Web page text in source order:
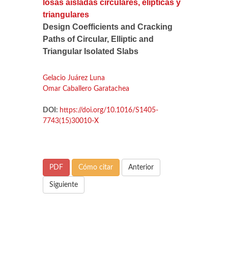
losas aisladas circulares, elípticas y
triangulares
Design Coefficients and Cracking
Paths of Circular, Elliptic and
Triangular Isolated Slabs
Gelacio Juárez Luna
Omar Caballero Garatachea
DOI: https://doi.org/10.1016/S1405-
7743(15)30010-X
PDF Cómo citar Anterior
Siguiente